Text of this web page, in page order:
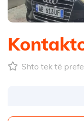
Shto tek të